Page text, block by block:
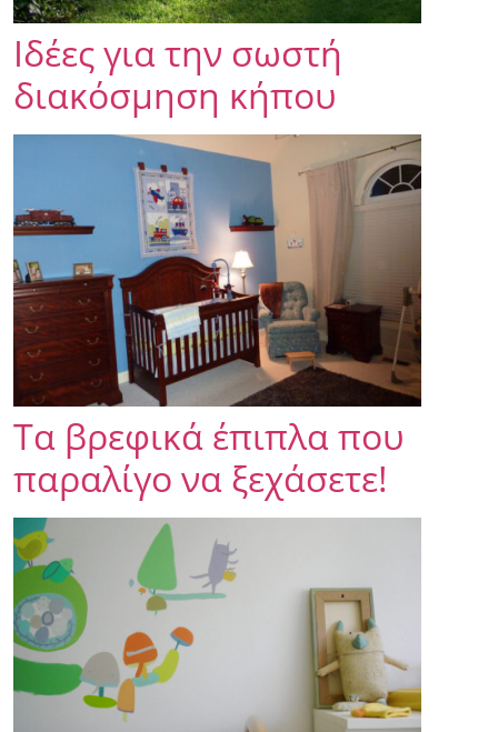
Ιδέες για την σωστή
διακόσμηση κήπου
Τα βρεφικά έπιπλα που
παραλίγο να ξεχάσετε!